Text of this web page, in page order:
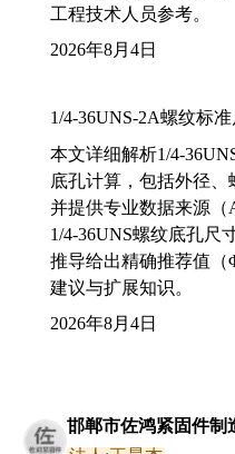
工程技术人员参考。
2026年8月4日
1/4-36UNS-2A螺纹标
本文详细解析1/4-
底孔计算，包括外径、
并提供专业数据来源（
1/4-36UNS螺纹底孔尺
推导给出精确推荐值（
建议与扩展知识。
2026年8月4日
邯郸市佐鸿紧固件制